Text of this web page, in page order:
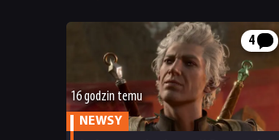
4
16 godzin temu
NEWSY